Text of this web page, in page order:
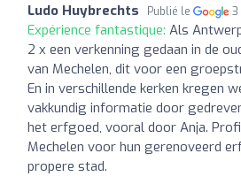
Ludo Huybrechts Publié le 3
Expérience fantastique: Als
2 x een verkenning gedaan in de
van Mechelen, dit voor een
En in verschillende kerken kregen
vakkundig informatie door
het erfgoed, vooral door Anja.
Mechelen voor hun gerenoveerd
propere stad.